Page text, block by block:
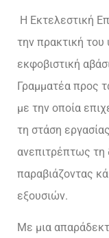
Η Εκτελεστική
την πρακτική του
εκφοβιστική
Γραμματέα προς
με την οποία
τη στάση
ανεπιτρέπτως τη
παραβιάζοντας
εξουσιών.
Με μια